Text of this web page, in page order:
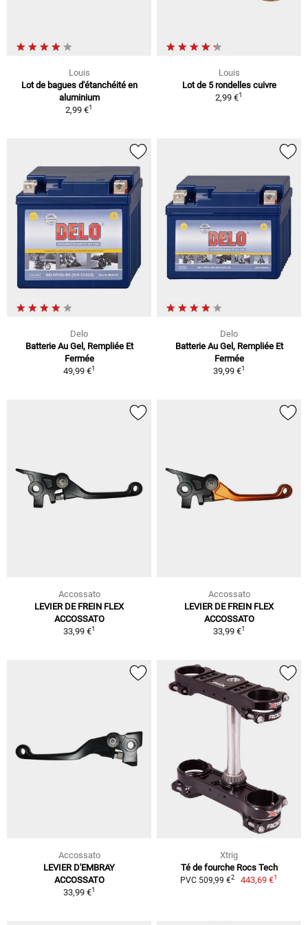
Louis
Lot de bagues d'étanchéité en
aluminium
2,99 €1
Louis
Lot de 5 rondelles cuivre
2,99 €1
Delo
Batterie Au Gel, Rempliée Et
Fermée
49,99 €1
Delo
Batterie Au Gel, Rempliée Et
Fermée
39,99 €1
Accossato
LEVIER DE FREIN FLEX
ACCOSSATO
33,99 €1
Accossato
LEVIER DE FREIN FLEX
ACCOSSATO
33,99 €1
Accossato
LEVIER D'EMBRAY
ACCOSSATO
33,99 €1
Xtrig
Té de fourche Rocs Tech
PVC 509,99 €2 443,69 €1